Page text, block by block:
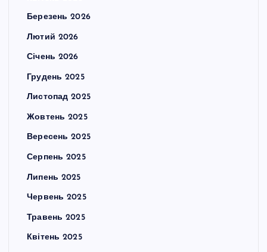
Березень 2026
Лютий 2026
Січень 2026
Грудень 2025
Листопад 2025
Жовтень 2025
Вересень 2025
Серпень 2025
Липень 2025
Червень 2025
Травень 2025
Квітень 2025